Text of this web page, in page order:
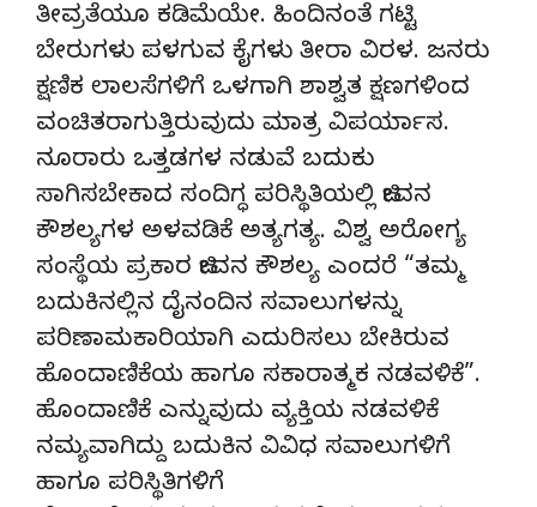
ತೀವ್ರತೆಯೂ ಕಡಿಮೆಯೇ. ಹಿಂದಿನಂತೆ ಗಟ್ಟಿ
ಬೇರುಗಳು ಪಳಗುವ ಕೈಗಳು ತೀರಾ ವಿರಳ. ಜನರು
ಕ್ಷಣಿಕ ಲಾಲಸೆಗಳಿಗೆ ಒಳಗಾಗಿ ಶಾಶ್ವತ ಕ್ಷಣಗಳಿಂದ
ವಂಚಿತರಾಗುತ್ತಿರುವುದು ಮಾತ್ರ ವಿಪರ್ಯಾಸ.
ನೂರಾರು ಒತ್ತಡಗಳ ನಡುವೆ ಬದುಕು
ಸಾಗಿಸಬೇಕಾದ ಸಂದಿಗ್ಧ ಪರಿಸ್ಥಿತಿಯಲ್ಲಿ ಜೀವನ
ಕೌಶಲ್ಯಗಳ ಅಳವಡಿಕೆ ಅತ್ಯಗತ್ಯ. ವಿಶ್ವ ಅರೋಗ್ಯ
ಸಂಸ್ಥೆಯ ಪ್ರಕಾರ ಜೀವನ ಕೌಶಲ್ಯ ಎಂದರೆ “ತಮ್ಮ
ಬದುಕಿನಲ್ಲಿನ ದೈನಂದಿನ ಸವಾಲುಗಳನ್ನು
ಪರಿಣಾಮಕಾರಿಯಾಗಿ ಎದುರಿಸಲು ಬೇಕಿರುವ
ಹೊಂದಾಣಿಕೆಯ ಹಾಗೂ ಸಕಾರಾತ್ಮಕ ನಡವಳಿಕೆ”.
ಹೊಂದಾಣಿಕೆ ಎನ್ನುವುದು ವ್ಯಕ್ತಿಯ ನಡವಳಿಕೆ
ನಮ್ಯವಾಗಿದ್ದು ಬದುಕಿನ ವಿವಿಧ ಸವಾಲುಗಳಿಗೆ
ಹಾಗೂ ಪರಿಸ್ಥಿತಿಗಳಿಗೆ